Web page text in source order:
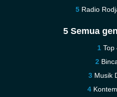
Radio
5 Semua
Top
Musik